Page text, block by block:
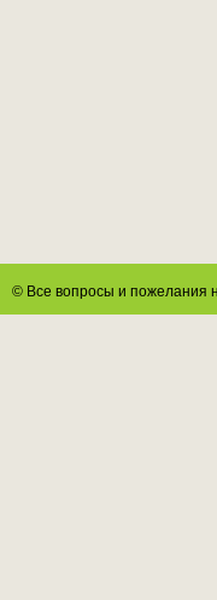
© Все вопросы и пожелания